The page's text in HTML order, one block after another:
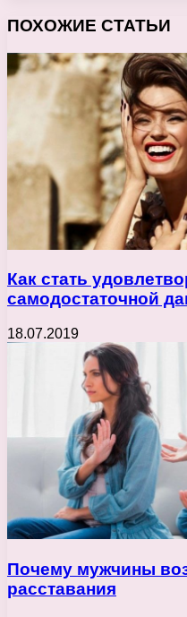
ПОХОЖИЕ СТАТЬИ
Как стать
самодостаточной
18.07.2019
Почему мужчины
расставания